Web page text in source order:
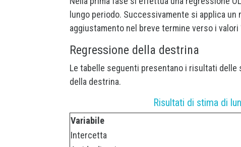
lungo periodo. Successivamente si applica
aggiustamento nel breve termine verso i valori
Regressione della destrina
Le tabelle seguenti presentano i risultati
della destrina.
Risultati di stima di
Variabile
Intercetta